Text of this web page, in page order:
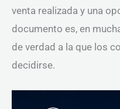
venta realizada y una
documento es, en
de verdad a la que los
decidirse.